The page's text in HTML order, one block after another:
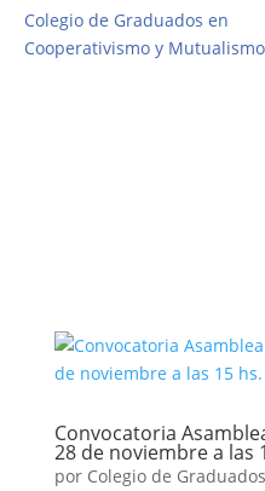
Colegio de Graduados en
Cooperativismo y Mutualismo
Convocatoria
28 de noviembre a las
por Colegio de